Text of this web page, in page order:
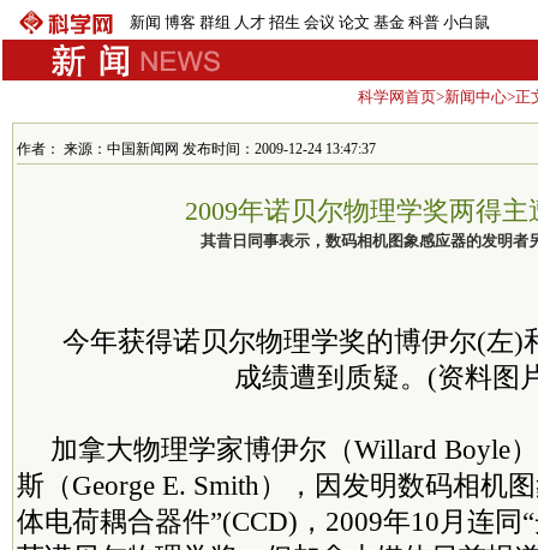
新闻 博客 群组 人才 招生 会议 论文 基金 科普 小白鼠
科学网首页>新闻中心>正
作者： 来源：中国新闻网 发布时间：2009-12-24 13:47:37
2009年诺贝尔物理学奖两得主
其昔日同事表示，数码相机图象感应器的发明者
今年获得诺贝尔物理学奖的博伊尔(左)
成绩遭到质疑。(资料图
加拿大物理学家博伊尔（Willard Boyle
斯（George E. Smith），因发明数码相机
体电荷耦合器件”(CCD)，2009年10月连同